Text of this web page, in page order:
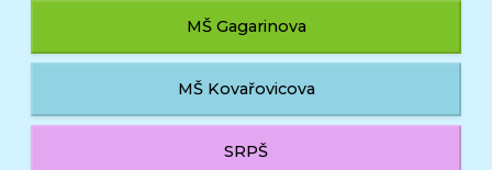
MŠ Gagarinova
MŠ Kovařovicova
SRPŠ